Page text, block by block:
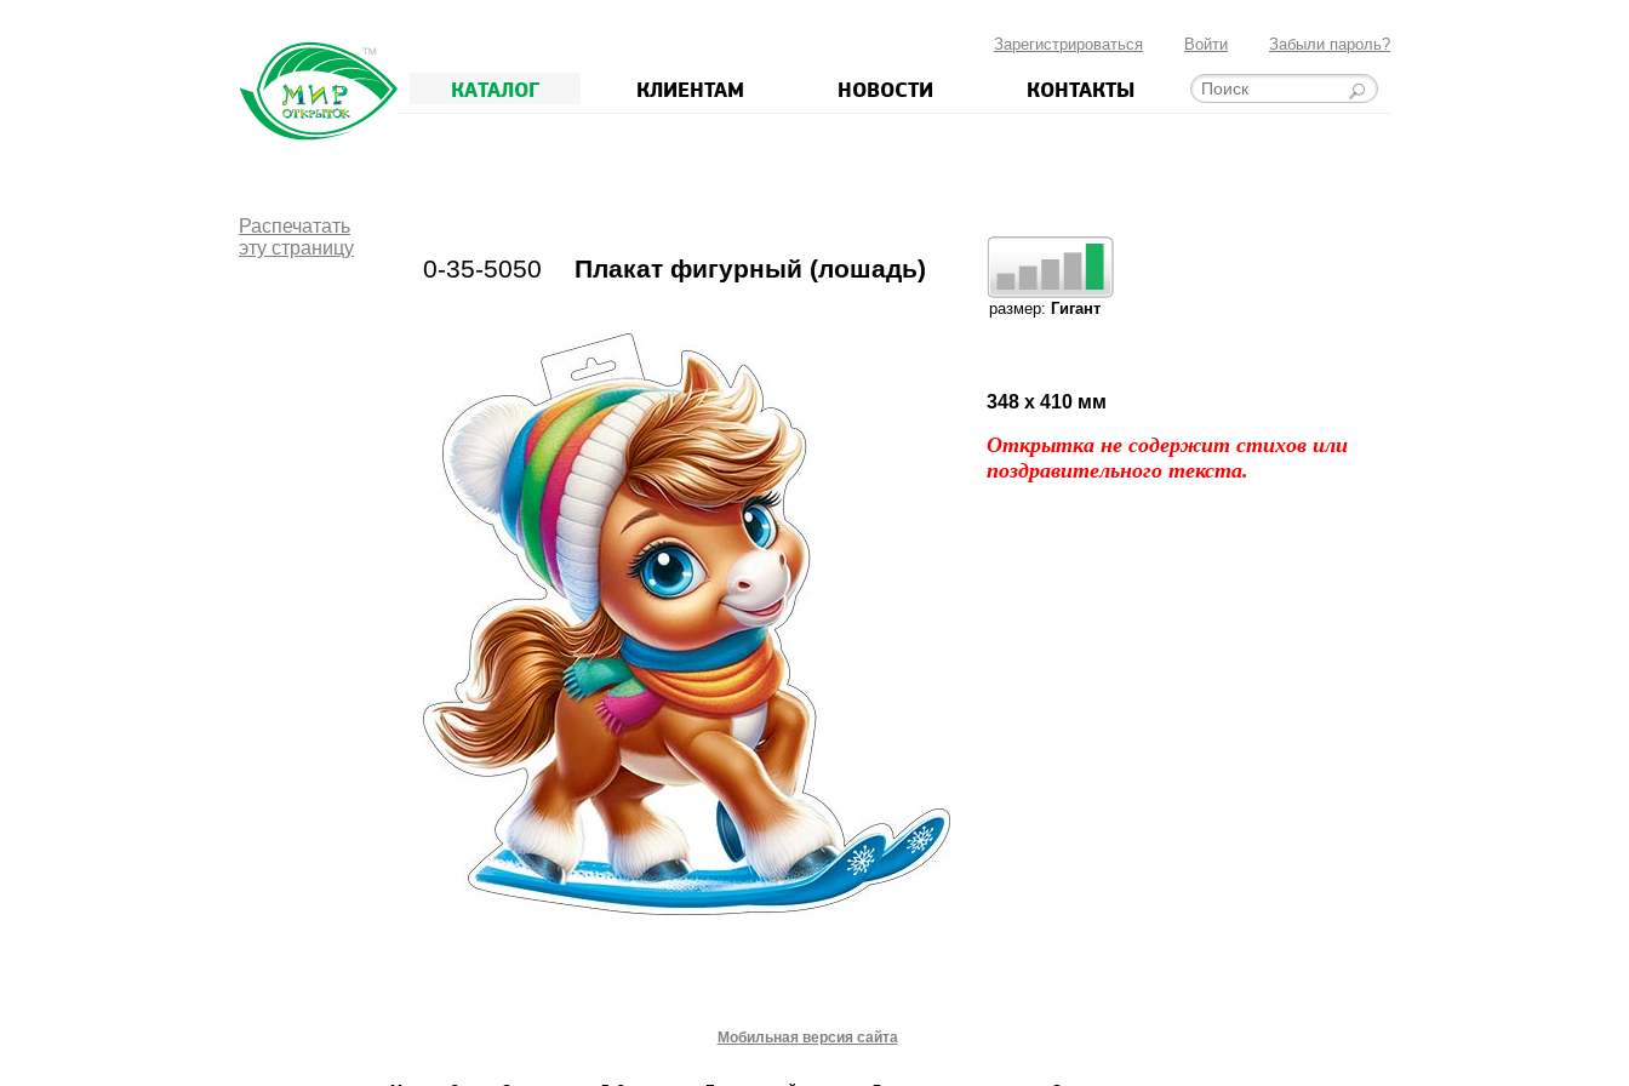
Зарегистрироваться Войти Забыли пароль?
КАТАЛОГ КЛИЕНТАМ НОВОСТИ КОНТАКТЫ
Распечатать
эту страницу
0-35-5050 Плакат фигурный (лошадь)
размер: Гигант
348 x 410 мм
Открытка не содержит стихов или
поздравительного текста.
Мобильная версия сайта